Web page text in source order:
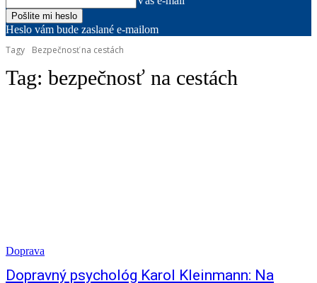
Heslo vám bude zaslané e-mailom
Tagy
Bezpečnosť na cestách
Tag: bezpečnosť na cestách
Doprava
Dopravný psychológ Karol Kleinmann: Na